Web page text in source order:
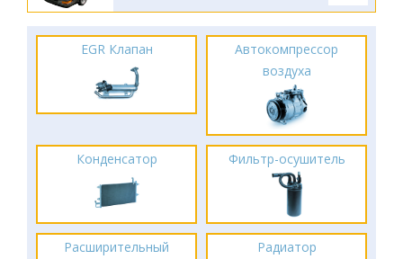
EGR Клапан
Автокомпрессор
воздуха
Конденсатор Фильтр-осушитель
Расширительный
Радиатор